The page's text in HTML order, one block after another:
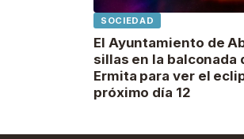
SOCIEDAD
El Ayuntamiento de
sillas en la balconada
Ermita para ver el
próximo día 12